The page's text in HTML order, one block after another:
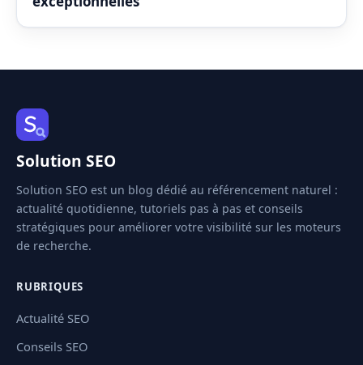
Solution SEO
Solution SEO est un blog dédié au référencement naturel :
actualité quotidienne, tutoriels pas à pas et conseils
stratégiques pour améliorer votre visibilité sur les moteurs
de recherche.
RUBRIQUES
Actualité SEO
Conseils SEO